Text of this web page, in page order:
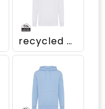
recycled white